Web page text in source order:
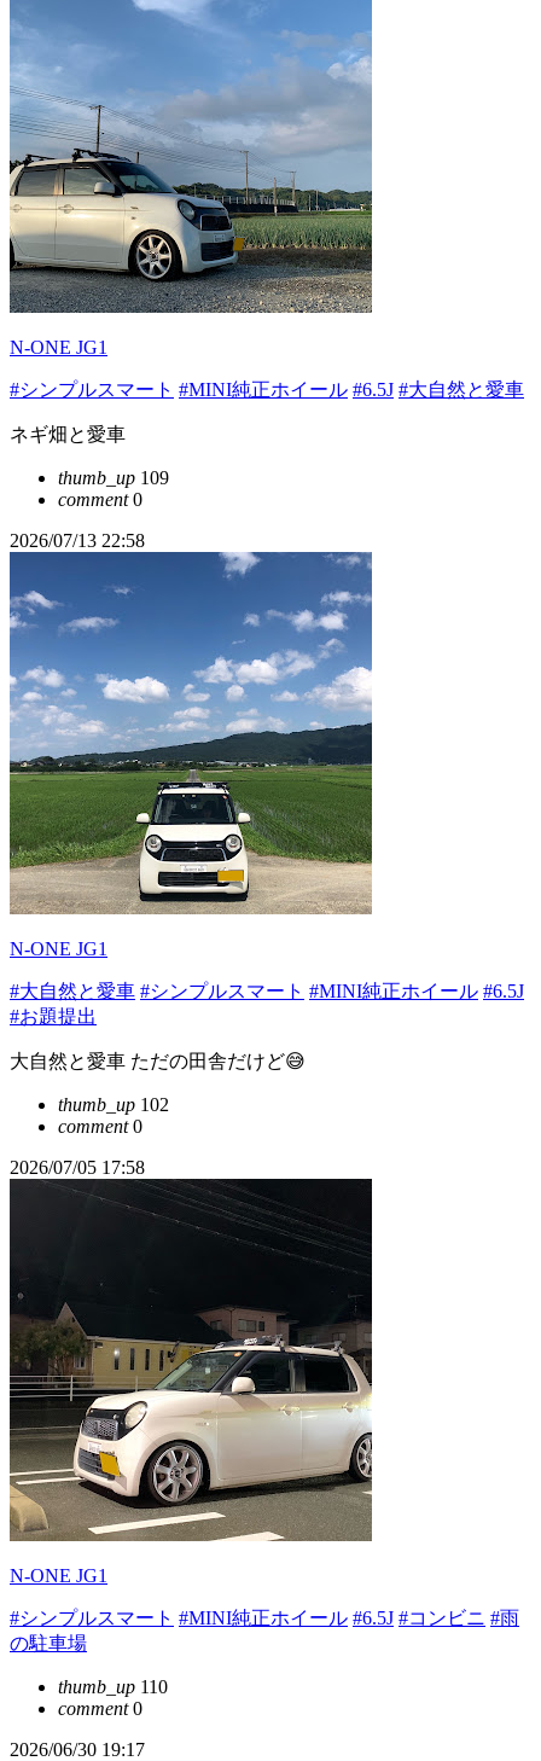
N-ONE JG1
#シンプルスマート #MINI純正ホイール #6.5J #大自然と愛車
ネギ畑と愛車
thumb_up 109
comment0
2026/07/13 22:58
N-ONE JG1
#大自然と愛車 #シンプルスマート #MINI純正ホイール #6.5J
#お題提出
大自然と愛車 ただの田舎だけど😅
thumb_up 102
comment0
2026/07/05 17:58
N-ONE JG1
#シンプルスマート #MINI純正ホイール #6.5J #コンビニ #雨
の駐車場
thumb_up 110
comment0
2026/06/30 19:17